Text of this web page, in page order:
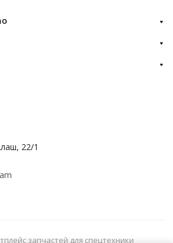
22/1
запчастей для спецтехники